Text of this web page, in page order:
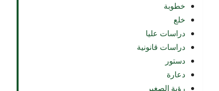
خطوبة
خلع
دراسات عليا
دراسات قانونية
دستور
دعارة
رؤية الصغير